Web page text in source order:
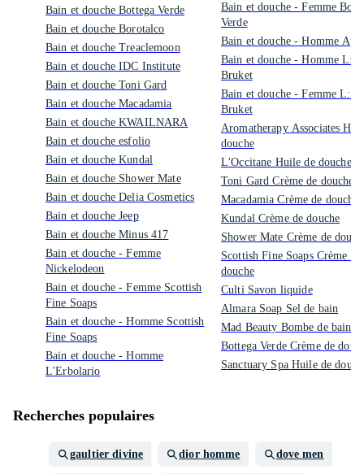
Bain et douche Bottega Verde
Bain et douche Borotalco
Bain et douche Treaclemoon
Bain et douche IDC Institute
Bain et douche Toni Gard
Bain et douche Macadamia
Bain et douche KWAILNARA
Bain et douche esfolio
Bain et douche Kundal
Bain et douche Shower Mate
Bain et douche Delia Cosmetics
Bain et douche Jeep
Bain et douche Minus 417
Bain et douche - Femme
Nickelodeon
Bain et douche - Femme Scottish
Fine Soaps
Bain et douche - Homme Scottish
Fine Soaps
Bain et douche - Homme
L'Erbolario
Bain et douche - Femme
Verde
Bain et douche - Homme Apis
Bain et douche - Homme L:A
Bruket
Bain et douche - Femme L:A
Bruket
Aromatherapy Associates
douche
L'Occitane Huile de douche
Toni Gard Crème de douche
Macadamia Crème de douche
Kundal Crème de douche
Shower Mate Crème de
Scottish Fine Soaps Crème de
douche
Culti Savon liquide
Almara Soap Sel de bain
Mad Beauty Bombe de bain
Bottega Verde Crème de
Sanctuary Spa Huile de
Recherches populaires
gaultier divine dior homme dove men